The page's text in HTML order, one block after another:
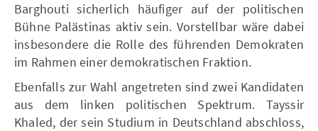
Barghouti sicherlich häufiger auf der politischen
Bühne Palästinas aktiv sein. Vorstellbar wäre dabei
insbesondere die Rolle des führenden Demokraten
im Rahmen einer demokratischen Fraktion.
Ebenfalls zur Wahl angetreten sind zwei Kandidaten
aus dem linken politischen Spektrum. Tayssir
Khaled, der sein Studium in Deutschland abschloss,